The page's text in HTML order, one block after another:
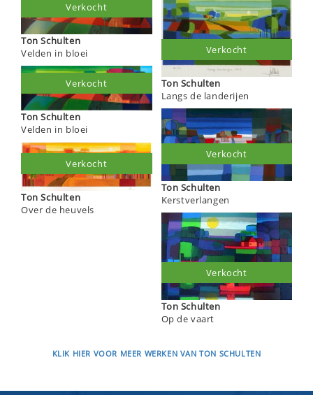
Ton Schulten
Velden in bloei
Verkocht
Ton Schulten
Velden in bloei
Verkocht
Ton Schulten
Over de heuvels
Verkocht
Ton Schulten
Langs de landerijen
Verkocht
Ton Schulten
Kerstverlangen
Verkocht
Ton Schulten
Op de vaart
Verkocht
KLIK HIER VOOR MEER WERKEN VAN TON SCHULTEN